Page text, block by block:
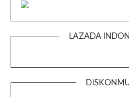
LAZADA